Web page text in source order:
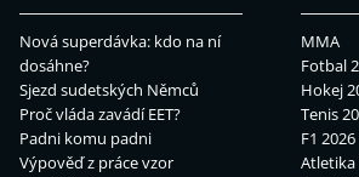
Nová superdávka: kdo na ní
dosáhne?
Sjezd sudetských Němců
Proč vláda zavádí EET?
Padni komu padni
Výpověď z práce vzor
MMA
Fotbal
Hokej
Tenis
F1 2026
Atletika